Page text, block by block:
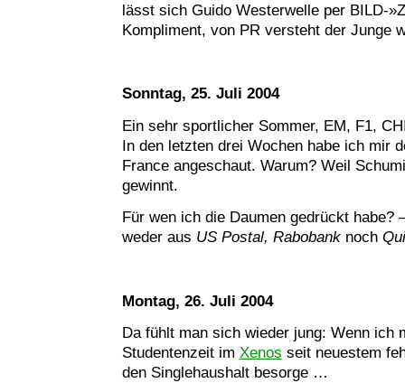
lässt sich Guido Westerwelle per BILD-
Kompliment, von PR versteht der Junge
Sonntag, 25. Juli 2004
Ein sehr sportlicher Sommer, EM, F1,
In den letzten drei Wochen habe ich mir
France angeschaut. Warum? Weil
gewinnt.
Für wen ich die Daumen gedrückt habe?
weder aus US Postal, Rabobank noch
Montag, 26. Juli 2004
Da fühlt man sich wieder jung: Wenn ich
Studentenzeit im Xenos seit neuestem
den Singlehaushalt besorge …